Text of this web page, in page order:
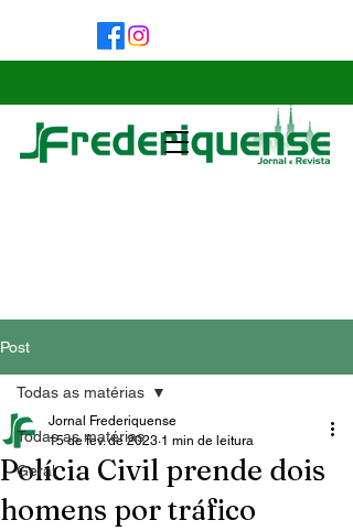
Post
Todas as matérias
Geral
Todas as matérias
Polícia Civil prende dois
homens por tráfico
Jornal Frederiquense
15 de fev. de 2023 1 min de leitura